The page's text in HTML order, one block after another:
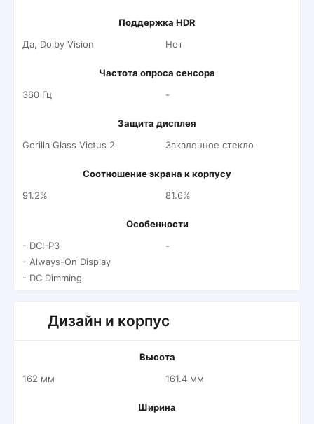
Поддержка HDR
Да, Dolby Vision
Нет
Частота опроса сенсора
360 Гц
-
Защита дисплея
Gorilla Glass Victus 2
Закаленное стекло
Соотношение экрана к корпусу
91.2%
81.6%
Особенности
- DCI-P3
- Always-On Display
- DC Dimming
-
Дизайн и корпус
Высота
162 мм
161.4 мм
Ширина